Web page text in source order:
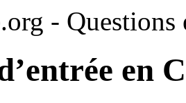
- Questions
en